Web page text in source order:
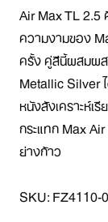
Air Max TL
ความงามของ
ครั้ง คู่สีนี้ผสมผส
Metallic Silver
หนังสังเคราะห์เ
กระแทก Max
ย่างก้าว
SKU: FZ4110-